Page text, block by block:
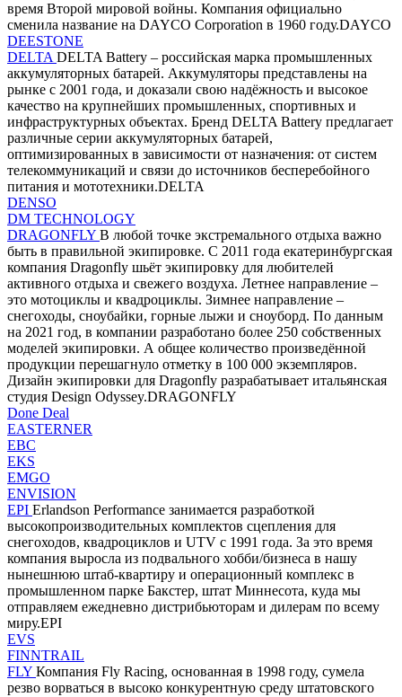
время Второй мировой войны. Компания официально
сменила название на DAYCO Corporation в 1960 году.DAYCO
DEESTONE
DELTA DELTA Battery – российская марка промышленных
аккумуляторных батарей. Аккумуляторы представлены на
рынке с 2001 года, и доказали свою надёжность и высокое
качество на крупнейших промышленных, спортивных и
инфраструктурных объектах. Бренд DELTA Battery предлагает
различные серии аккумуляторных батарей,
оптимизированных в зависимости от назначения: от систем
телекоммуникаций и связи до источников бесперебойного
питания и мототехники.DELTA
DENSO
DM TECHNOLOGY
DRAGONFLY В любой точке экстремального отдыха важно
быть в правильной экипировке. С 2011 года екатеринбургская
компания Dragonfly шьёт экипировку для любителей
активного отдыха и свежего воздуха. Летнее направление –
это мотоциклы и квадроциклы. Зимнее направление –
снегоходы, сноубайки, горные лыжи и сноуборд. По данным
на 2021 год, в компании разработано более 250 собственных
моделей экипировки. А общее количество произведённой
продукции перешагнуло отметку в 100 000 экземпляров.
Дизайн экипировки для Dragonfly разрабатывает итальянская
студия Design Odyssey.DRAGONFLY
Done Deal
EASTERNER
EBC
EKS
EMGO
ENVISION
EPI Erlandson Performance занимается разработкой
высокопроизводительных комплектов сцепления для
снегоходов, квадроциклов и UTV с 1991 года. За это время
компания выросла из подвального хобби/бизнеса в нашу
нынешнюю штаб-квартиру и операционный комплекс в
промышленном парке Бакстер, штат Миннесота, куда мы
отправляем ежедневно дистрибьюторам и дилерам по всему
миру.EPI
EVS
FINNTRAIL
FLY Компания Fly Racing, основанная в 1998 году, сумела
резво ворваться в высоко конкурентную среду штатовского